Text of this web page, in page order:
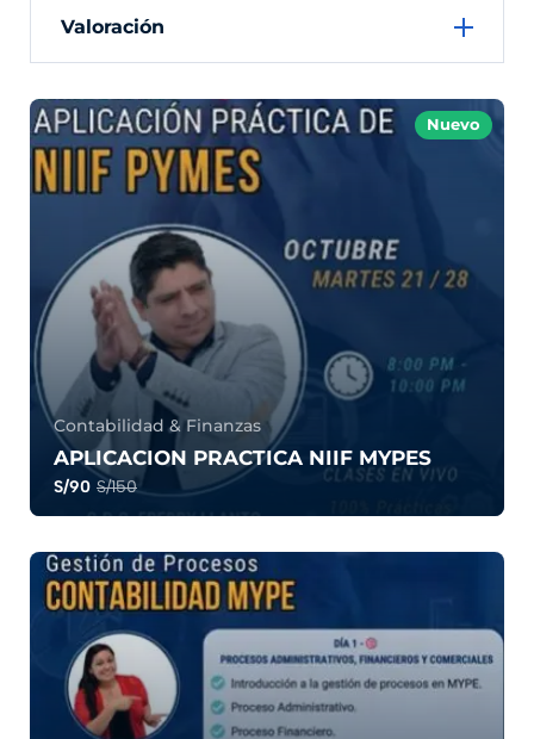
Valoración
Nuevo
Contabilidad & Finanzas
APLICACION PRACTICA NIIF MYPES
S/90 S/150
0.0
15 72